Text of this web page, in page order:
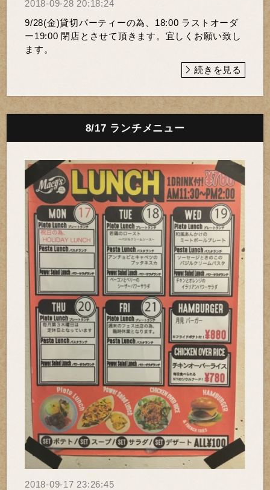
2018-09-28 20:18:24
9/28(金)貸切パーティーの為、18:00 ラストオーダ
ー19:00 閉店とさせて頂きます。宜しくお願い致し
ます。
続きを見る
8/17 ランチメニュー
2018-09-17 23:26:45